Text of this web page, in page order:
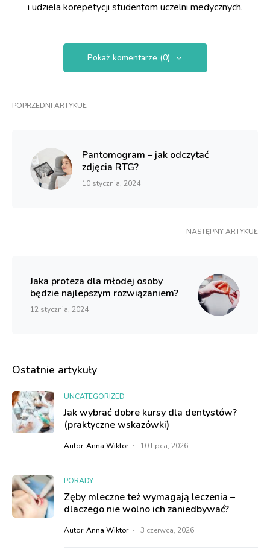
i udziela korepetycji studentom uczelni medycznych.
Pokaż komentarze (0)
POPRZEDNI ARTYKUŁ
Pantomogram – jak odczytać
zdjęcia RTG?
10 stycznia, 2024
NASTĘPNY ARTYKUŁ
Jaka proteza dla młodej osoby
będzie najlepszym rozwiązaniem?
12 stycznia, 2024
Ostatnie artykuły
UNCATEGORIZED
Jak wybrać dobre kursy dla dentystów?
(praktyczne wskazówki)
Autor Anna Wiktor 10 lipca, 2026
PORADY
Zęby mleczne też wymagają leczenia –
dlaczego nie wolno ich zaniedbywać?
Autor Anna Wiktor 3 czerwca, 2026